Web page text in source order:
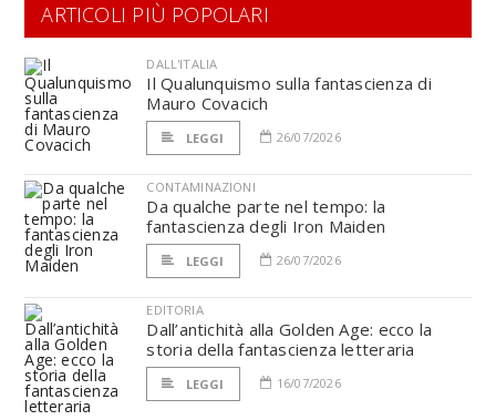
ARTICOLI PIÙ POPOLARI
DALL'ITALIA
Il Qualunquismo sulla fantascienza di
Mauro Covacich
LEGGI 26/07/2026
CONTAMINAZIONI
Da qualche parte nel tempo: la
fantascienza degli Iron Maiden
LEGGI 26/07/2026
EDITORIA
Dall’antichità alla Golden Age: ecco la
storia della fantascienza letteraria
LEGGI 16/07/2026